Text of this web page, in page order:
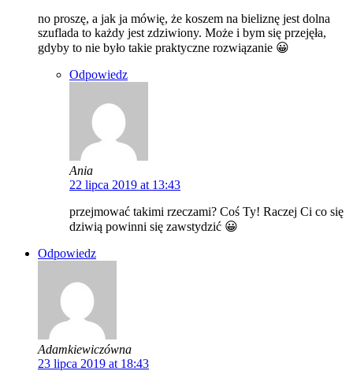
no proszę, a jak ja mówię, że koszem na bieliznę jest dolna
szuflada to każdy jest zdziwiony. Może i bym się przejęła,
gdyby to nie było takie praktyczne rozwiązanie 😀
Odpowiedz
Ania
22 lipca 2019 at 13:43
przejmować takimi rzeczami? Coś Ty! Raczej Ci co się
dziwią powinni się zawstydzić 😀
Odpowiedz
Adamkiewiczówna
23 lipca 2019 at 18:43